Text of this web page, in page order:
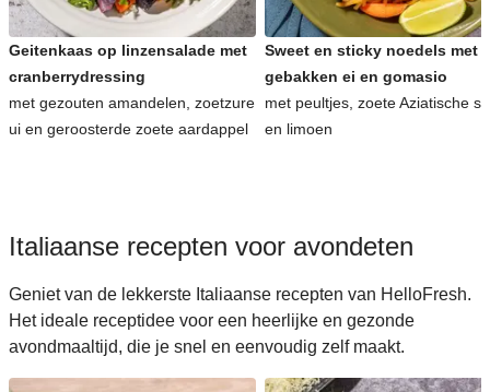
Geitenkaas op linzensalade met
cranberrydressing
met gezouten amandelen, zoetzure
ui en geroosterde zoete aardappel
Sweet en sticky noedels met
gebakken ei en gomasio
met peultjes, zoete Aziatische
en limoen
Italiaanse recepten voor avondeten
Geniet van de lekkerste Italiaanse recepten van HelloFresh.
Het ideale receptidee voor een heerlijke en gezonde
avondmaaltijd, die je snel en eenvoudig zelf maakt.